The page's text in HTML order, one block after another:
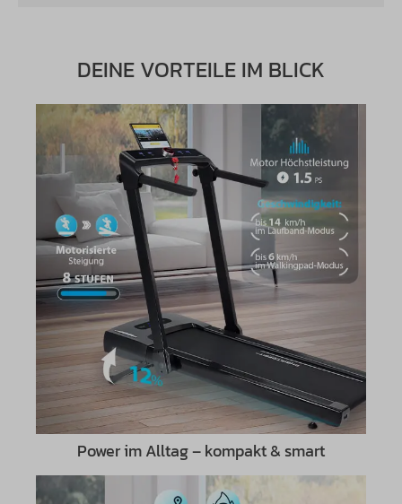
DEINE VORTEILE IM BLICK
Power im Alltag – kompakt & smart